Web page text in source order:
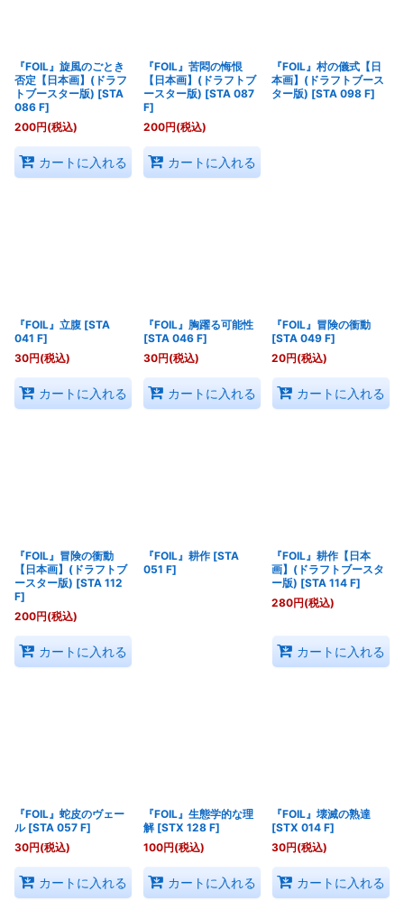
『FOIL』旋風のごとき
否定【日本画】(ドラフ
トブースター版) [STA
086 F]
200円(税込)
カートに入れる
『FOIL』苦悶の悔恨
【日本画】(ドラフトブ
ースター版) [STA 087
F]
200円(税込)
カートに入れる
『FOIL』村の儀式【日
本画】(ドラフトブース
ター版) [STA 098 F]
『FOIL』立腹 [STA
041 F]
30円(税込)
カートに入れる
『FOIL』胸躍る可能性
[STA 046 F]
30円(税込)
カートに入れる
『FOIL』冒険の衝動
[STA 049 F]
20円(税込)
カートに入れる
『FOIL』冒険の衝動
【日本画】(ドラフトブ
ースター版) [STA 112
F]
200円(税込)
カートに入れる
『FOIL』耕作 [STA
051 F]
『FOIL』耕作【日本
画】(ドラフトブースタ
ー版) [STA 114 F]
280円(税込)
カートに入れる
『FOIL』蛇皮のヴェー
ル [STA 057 F]
30円(税込)
カートに入れる
『FOIL』生態学的な理
解 [STX 128 F]
100円(税込)
カートに入れる
『FOIL』壊滅の熟達
[STX 014 F]
30円(税込)
カートに入れる